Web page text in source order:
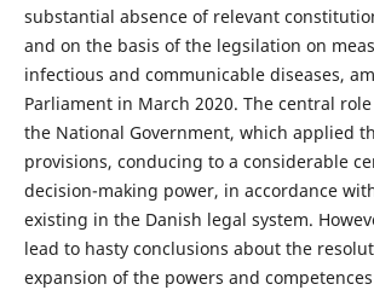
substantial absence of relevant
and on the basis of the legsilation on
infectious and communicable diseases,
Parliament in March 2020. The central
the National Government, which applied
provisions, conducing to a considerable
decision-making power, in accordance
existing in the Danish legal system.
lead to hasty conclusions about the
expansion of the powers and